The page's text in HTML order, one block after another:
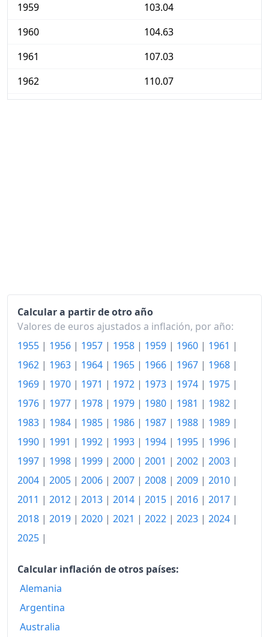
1959
103.04
1960
104.63
1961
107.03
1962
110.07
1972
149.88
1973
160.42
1975
181.77
1976
189.49
196.56
1978
201.90
1979
210.07
1980
221.50
1982
247.90
1984
Calcular a partir de otro año
Valores de euros ajustados a inflación, por año:
1955 | 1956 | 1957 | 1958 | 1959 | 1960 | 1961 |
1962 | 1963 | 1964 | 1965 | 1966 | 1967 | 1968 |
1969 | 1970 | 1971 | 1972 | 1973 | 1974 | 1975 |
1976 | 1977 | 1978 | 1979 | 1980 | 1981 | 1982 |
1983 | 1984 | 1985 | 1986 | 1987 | 1988 | 1989 |
1990 | 1991 | 1992 | 1993 | 1994 | 1995 | 1996 |
1997 | 1998 | 1999 | 2000 | 2001 | 2002 | 2003 |
2004 | 2005 | 2006 | 2007 | 2008 | 2009 | 2010 |
2011 | 2012 | 2013 | 2014 | 2015 | 2016 | 2017 |
2018 | 2019 | 2020 | 2021 | 2022 | 2023 | 2024 |
2025 |
Calcular inflación de otros países:
Alemania
Argentina
Australia